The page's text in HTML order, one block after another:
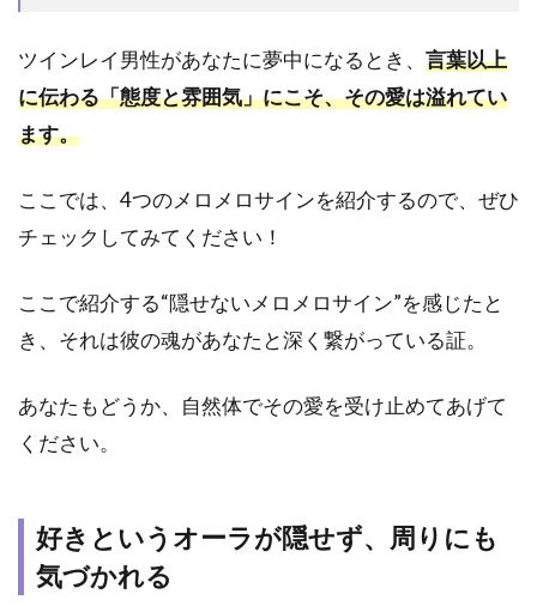
なく
感情
や考
取る
よう
4.3
【狂
魂の
繋が
りが
て、
自分
がお
ツインレイ男性があなたに夢中になるとき、 言葉以上
に伝わる「態度と雰囲気」にこそ、その愛は溢れてい
ます。
ここでは、4つのメロメロサインを紹介するので、ぜひ
チェックしてみてください！
ここで紹介する“隠せないメロメロサイン”を感じたと
き、それは彼の魂があなたと深く繋がっている証。
あなたもどうか、自然体でその愛を受け止めてあげて
ください。
好きというオーラが隠せず、周りにも
気づかれる